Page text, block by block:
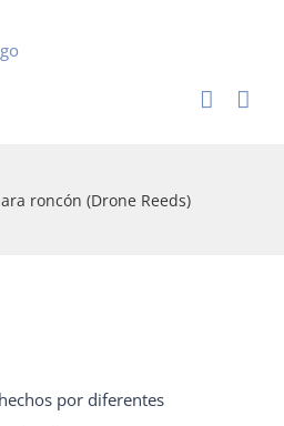
roncón (Drone Reeds)
por diferentes